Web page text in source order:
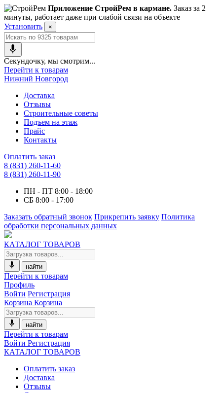
Приложение СтройРем в кармане. Заказ за 2
минуты, работает даже при слабой связи на объекте
Установить
×
Секундочку, мы смотрим...
Перейти к товарам
Нижний Новгород
Доставка
Отзывы
Строительные советы
Подъем на этаж
Прайс
Контакты
Оплатить заказ
8 (831) 260-11-60
8 (831) 260-11-90
ПН - ПТ 8:00 - 18:00
СБ 8:00 - 17:00
Заказать обратный звонок Прикрепить заявку Политика
обработки персональных данных
КАТАЛОГ ТОВАРОВ
найти
Перейти к товарам
Профиль
Войти Регистрация
Корзина Корзина
найти
Перейти к товарам
Войти Регистрация
КАТАЛОГ ТОВАРОВ
Оплатить заказ
Доставка
Отзывы